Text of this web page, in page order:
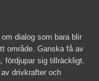
dialog som bara blir
område. Ganska få av
fördjupar sig tillräckligt.
drivkrafter och